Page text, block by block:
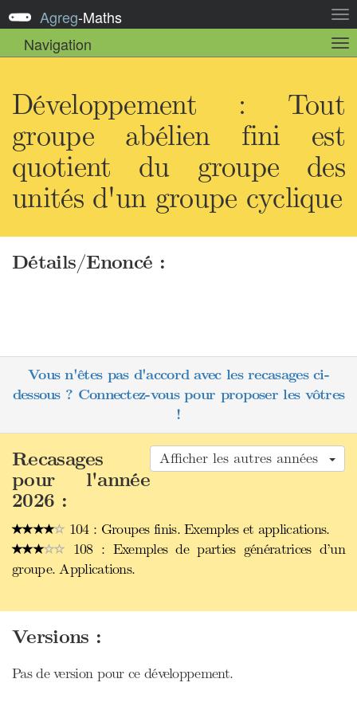
la
Agreg-Maths
Navigation
la
Développement : Tout
groupe abélien fini est
quotient du groupe des
unités d'un groupe cyclique
Détails/Enoncé :
Vous n'êtes pas d'accord avec les recasages ci-
dessous ? Connectez-vous pour proposer les vôtres
!
Afficher les autres années
Recasages
pour l'année
2026 :
104 : Groupes finis. Exemples et applications.
108 : Exemples de parties génératrices d’un
groupe. Applications.
Versions :
Pas de version pour ce développement.